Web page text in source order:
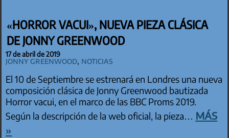
«HORROR VACUI», NUEVA PIEZA CLÁSICA
DE JONNY GREENWOOD
17 de abril de 2019
Jonny Greenwood, Noticias
El 10 de Septiembre se estrenará en Londres una nueva
composición clásica de Jonny Greenwood bautizada
Horror vacui, en el marco de las BBC Proms 2019.
Según la descripción de la web oficial, la pieza… más
»